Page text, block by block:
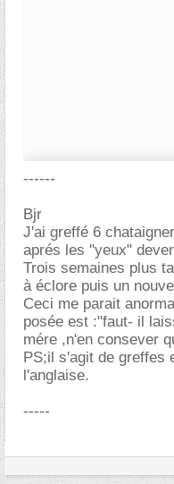
------
Bjr
J'ai greffé 6
aprés les "yeux"
Trois semaines plus
à éclore puis un
Ceci me parait
posée est :"faut- il
mére ,n'en consever
PS;il s'agit de greffes
l'anglaise.
-----